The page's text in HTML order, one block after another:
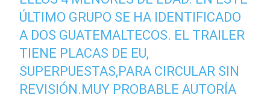
ÚLTIMO GRUPO SE HA IDENTIFICADO
A DOS GUATEMALTECOS. EL TRAILER
TIENE PLACAS DE EU,
SUPERPUESTAS,PARA CIRCULAR SIN
REVISIÓN.MUY PROBABLE AUTORÍA